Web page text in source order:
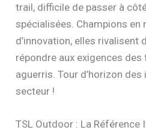
trail, difficile de passer à
spécialisées. Champions en
d’innovation, elles rivalisent
répondre aux exigences des
aguerris. Tour d’horizon
secteur !
TSL Outdoor : La Référence